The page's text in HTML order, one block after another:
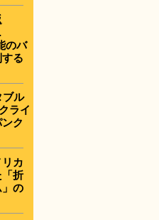
のバ
る
ブル
ライ
ク
カ
折
」の